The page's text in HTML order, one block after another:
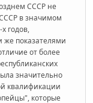
СССР не
в значимом
годов,
же показателями
от более
значительно
квалификации
которые